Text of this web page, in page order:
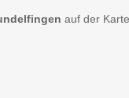
auf der